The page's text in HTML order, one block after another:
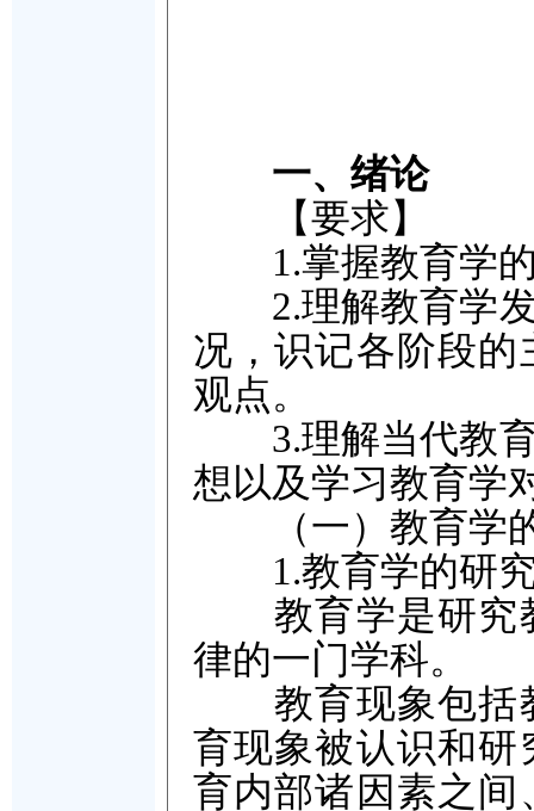
一、绪论
【要求】
1.掌握教育学的
2.理解教育学发
况，识记各阶段
观点。
3.理解当代教育
想以及学习教育学
（一）教育学的
1.教育学的研
教育学是研究
律的一门学科。
教育现象包括
育现象被认识和
育内部诸因素之